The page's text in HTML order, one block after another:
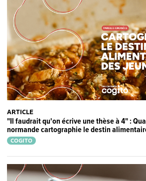
ARTICLE
"Il faudrait qu'on écrive une thèse à 4" :
normande cartographie le destin
COGITO